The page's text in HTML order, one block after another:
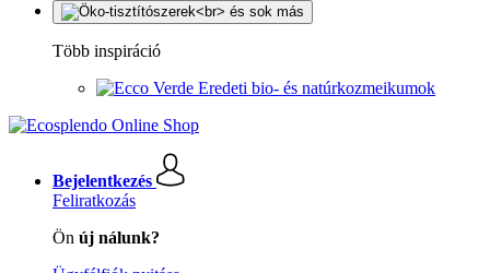
Több inspiráció
Eredeti bio- és natúrkozmeikumok
Bejelentkezés
Feliratkozás
Ön új nálunk?